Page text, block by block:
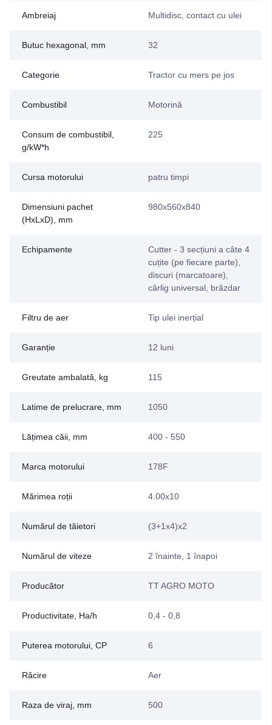
Ambreiaj Multidisc, contact cu ulei
Butuc hexagonal, mm 32
Categorie Tractor cu mers pe jos
Combustibil Motorină
Consum de combustibil,
g/kW*h
225
Cursa motorului patru timpi
Dimensiuni pachet
(HxLxD), mm
980x560x840
Echipamente
Cutter - 3 secțiuni a câte 4
cuțite (pe fiecare parte),
discuri (marcatoare),
cârlig universal, brăzdar
Filtru de aer Tip ulei inerțial
Garanție 12 luni
Greutate ambalată, kg 115
Latime de prelucrare, mm 1050
Lățimea căii, mm 400 - 550
Marca motorului 178F
Mărimea roții 4.00x10
Numărul de tăietori (3+1x4)x2
Numărul de viteze 2 înainte, 1 înapoi
Producător TT AGRO MOTO
Productivitate, Ha/h 0,4 - 0,8
Puterea motorului, CP 6
Răcire Aer
Raza de viraj, mm 500